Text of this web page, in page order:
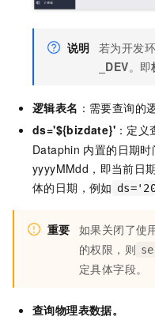
说明 若为开发
_DEV。即
逻辑表名 ：需要查询的
ds='${bizdate}' ：定义
Dataphin 内置的日期
yyyyMMdd，即当前日
体的日期，例如
重要 如果关闭了使
的权限，则
定具体字段。
查询物理表数据。